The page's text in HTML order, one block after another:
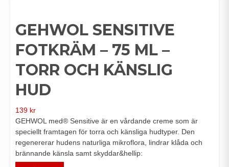
GEHWOL SENSITIVE
FOTKRÄM – 75 ML –
TORR OCH KÄNSLIG
HUD
139 kr
GEHWOL med® Sensitive är en vårdande creme som är
speciellt framtagen för torra och känsliga hudtyper. Den
regenererar hudens naturliga mikroflora, lindrar klåda och
brännande känsla samt skyddar&hellip: